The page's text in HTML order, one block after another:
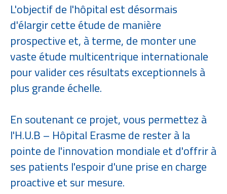
L'objectif de l'hôpital est désormais
d'élargir cette étude de manière
prospective et, à terme, de monter une
vaste étude multicentrique internationale
pour valider ces résultats exceptionnels à
plus grande échelle.
En soutenant ce projet, vous permettez à
l'H.U.B – Hôpital Erasme de rester à la
pointe de l'innovation mondiale et d'offrir à
ses patients l'espoir d'une prise en charge
proactive et sur mesure.